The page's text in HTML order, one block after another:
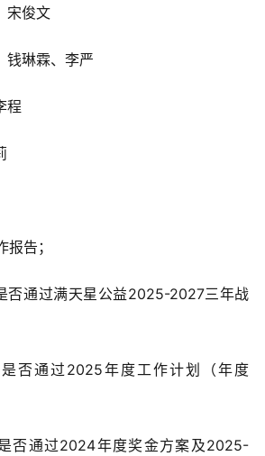
宋俊文
钱琳霖、李严
程
告；
否通过满天星公益2025-2027三年战
否通过2025年度工作计划（年度
否通过2024年度奖金方案及2025-